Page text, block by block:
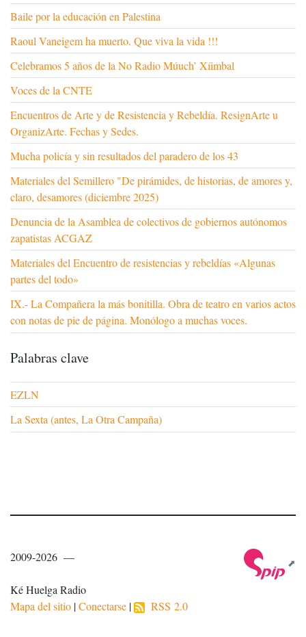
Baile por la educación en Palestina
Raoul Vaneigem ha muerto. Que viva la vida !!!
Celebramos 5 años de la No Radio Múuch’ Xíimbal
Voces de la CNTE
Encuentros de Arte y de Resistencia y Rebeldía. ResignArte u
OrganizArte. Fechas y Sedes.
Mucha policía y sin resultados del paradero de los 43
Materiales del Semillero "De pirámides, de historias, de amores y,
claro, desamores (diciembre 2025)
Denuncia de la Asamblea de colectivos de gobiernos autónomos
zapatistas ACGAZ
Materiales del Encuentro de resistencias y rebeldías «Algunas
partes del todo»
IX.- La Compañera la más bonitilla. Obra de teatro en varios actos
con notas de pie de página. Monólogo a muchas voces.
Palabras clave
EZLN
La Sexta (antes, La Otra Campaña)
2009-2026 —
Ké Huelga Radio
Mapa del sitio |Conectarse | RSS 2.0